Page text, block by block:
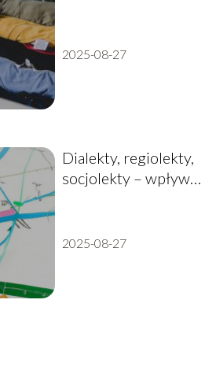
porządek
2025-08-27
Dialekty, regiolekty,
socjolekty – wpływ
społeczeństwo
2025-08-27